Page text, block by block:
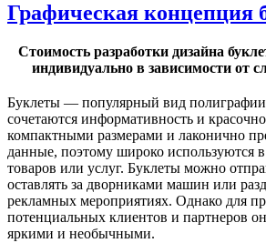
Графическая концепция
Стоимость разработки дизайна
индивидуально в зависимости от
Буклеты — популярный вид
сочетаются информативность и
компактными размерами и лаконично
данные, поэтому широко используются
товаров или услуг. Буклеты можно
оставлять за дворниками машин или
рекламных мероприятиях. Однако для
потенциальных клиентов и партнеров
яркими и необычными.